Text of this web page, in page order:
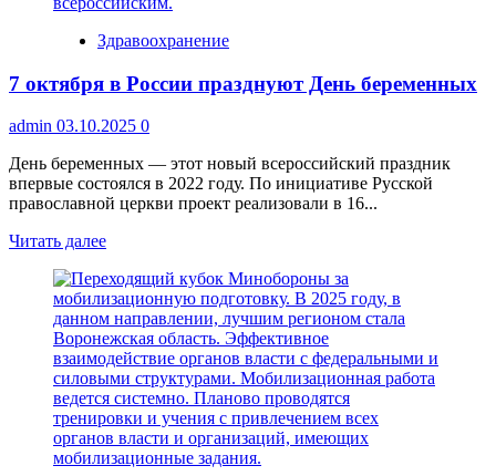
Здравоохранение
7 октября в России празднуют День беременных
admin 03.10.2025 0
День беременных — этот новый всероссийский праздник
впервые состоялся в 2022 году. По инициативе Русской
православной церкви проект реализовали в 16...
Читать далееПрочитать
о
7
октября
в
России
празднуют
День
беременных